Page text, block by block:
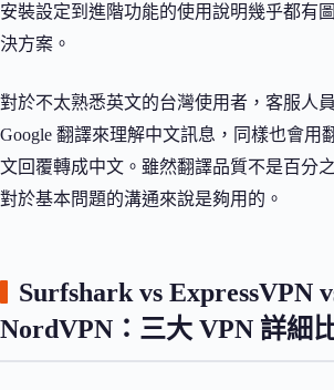
安裝設定到進階功能的使用說明幾乎都有
決方案。
對於不太熟悉英文的台灣使用者，客服人
Google 翻譯來理解中文訊息，同樣也會用
文回覆轉成中文。雖然翻譯品質不是百分
對於基本問題的溝通來說是夠用的。
Surfshark vs ExpressVPN
NordVPN：三大 VPN 詳細